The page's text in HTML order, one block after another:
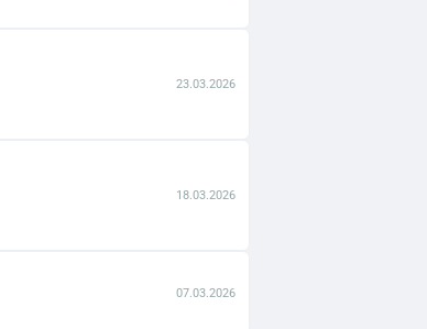
23.03.2026
18.03.2026
07.03.2026